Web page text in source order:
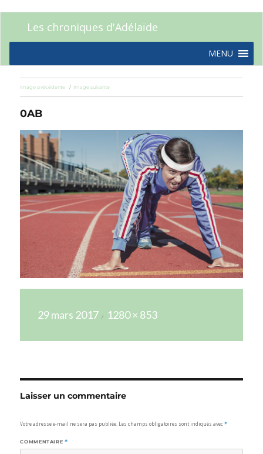
Les chroniques d'Adélaïde
MENU
Image précédente Image suivante
0AB
le
29 mars 2017
réelle
1280 × 853
Laisser un commentaire
Votre adresse e-mail ne sera pas publiée. Les champs obligatoires sont indiqués avec*
COMMENTAIRE *